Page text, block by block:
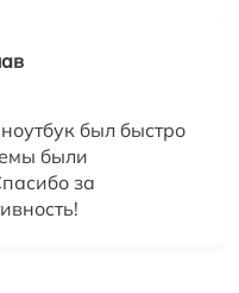
был быстро
были
за